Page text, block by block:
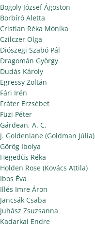
Bogoly József Ágoston
Borbíró Aletta
Cristian Réka Mónika
Czilczer Olga
Diószegi Szabó Pál
Dragomán György
Dudás Károly
Egressy Zoltán
Fári Irén
Fráter Erzsébet
Füzi Péter
Gărdean, A. C.
J. Goldenlane (Goldman Júlia)
Görög Ibolya
Hegedűs Réka
Holden Rose (Kovács Attila)
Ibos Éva
Illés Imre Áron
Jancsák Csaba
Juhász Zsuzsanna
Kadarkai Endre